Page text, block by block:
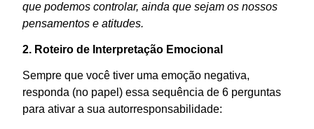
que podemos controlar, ainda que sejam os nossos
pensamentos e atitudes.
2. Roteiro de Interpretação Emocional
Sempre que você tiver uma emoção negativa,
responda (no papel) essa sequência de 6 perguntas
para ativar a sua autorresponsabilidade: